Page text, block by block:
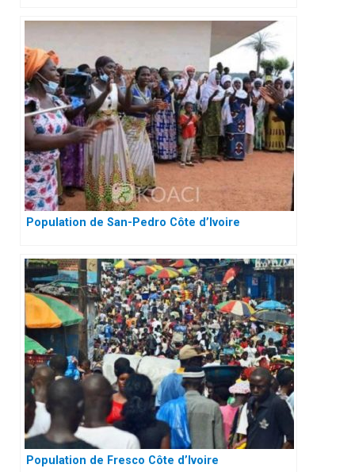
Population de San-Pedro Côte d’Ivoire
Population de Fresco Côte d’Ivoire